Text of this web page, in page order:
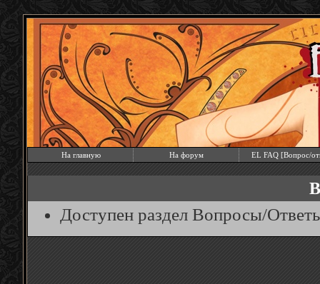
На главную На форум EL FAQ [Вопрос/
Доступен раздел Вопросы/